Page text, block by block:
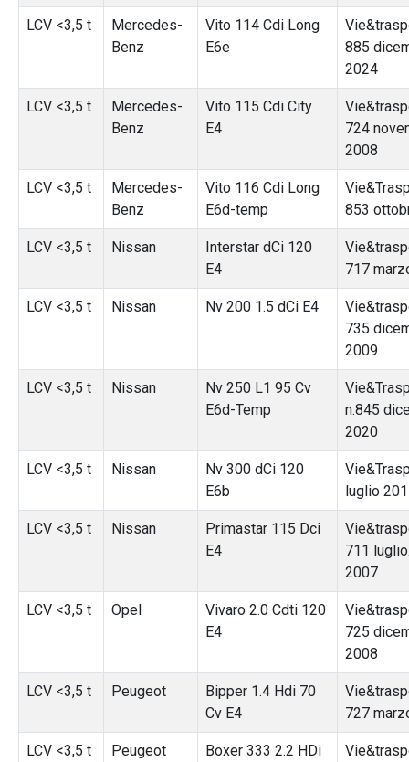
LCV <3,5 t
Mercedes-
Benz
Vito 114 Cdi Long
E6e
885
2024
LCV <3,5 t
Mercedes-
Benz
Vito 115 Cdi City
E4
724
2008
LCV <3,5 t
Mercedes-
Benz
Vito 116 Cdi Long
E6d-temp
853
LCV <3,5 t Nissan
Interstar dCi 120
E4
717
LCV <3,5 t Nissan Nv 200 1.5 dCi E4
735
2009
LCV <3,5 t Nissan
Nv 250 L1 95 Cv
E6d-Temp
n.845
2020
LCV <3,5 t Nissan
Nv 300 dCi 120
E6b
luglio
LCV <3,5 t Nissan
Primastar 115 Dci
E4
711
2007
LCV <3,5 t Opel
Vivaro 2.0 Cdti 120
E4
725
2008
LCV <3,5 t Peugeot
Bipper 1.4 Hdi 70
Cv E4
727
LCV <3,5 t Peugeot
Boxer 333 2.2 HDi